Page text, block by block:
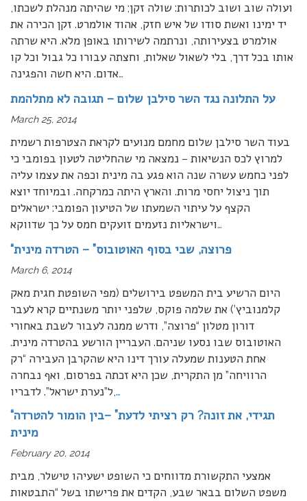
ועולה שוב ושוב לכותרות: שולה זקן; מי שהיתה מנהלת לשכתו,
יד ימינו ואשת סודו של איש חזק, אהוד אולמרט. זקן הכירה את
אולמרט בצעירותה, ונרתמה לשירותו באופן מלא. היא שרתה
אותו בכל דרך, בלי לשאול שאלות, וחצתה עבורו כל גבול וכל קו
אדום. היא חשה והפגינה…
על התלונה נגד השר סילבן שלום – תגובה לא מתלהמת
March 25, 2014
בעוד השר סילבן שלום מחמם מנועים לקראת הצטרפות רשמית
למרוץ לכס הנשיאות – נמצאה מי שהחליטה לטעון בפומבי כי
לפני כחמש עשרה שנה הוא פגע בה מינית וכפה את עצמו עליה
תוך ניצול יחסי מרות. והארץ היתה כמרקחה. ובמיוחד יוצא
הקצף על עיתוי השמעתו של הטיעון הפומבי: ישראלים
וישראליות נזעמים זועקים חמס על כך שדווקא…
“פרוצה, שבי בסוף האוטובוס” – הטרדה מינית
March 6, 2014
היום הרשיע בית המשפט בירושלים (מפי השופטת חגית מאק
קלמנוביץ’) את שלמה פוקס, שלפני יותר משנתיים קרא לעבר
דורון מטלון “פרוצה”, ודרש ממנה לעבור לשבת באחורי
האוטובוס שבו נסעו שניהם. העבריין הורשע בהטרדה מינית.
אחת הטענות שמעלה עורך דינו היא שהקרבן העבירה “רק
הרוויחה” מן התקרית, שכן היא זכתה בפרסום, ואף נבחרה
ל”נערת ישראל”. לדבריו,…
“תגידי, את זונה? רק רציתי לדעת” –בין הומור להטרדה
מינית
February 20, 2014
אמצעי התקשורת מדווחים כי השופט ישעיהו טישלר, מבית
משפט השלום בבאר שבע, הקדים את פרישתו בשל “התבטאות